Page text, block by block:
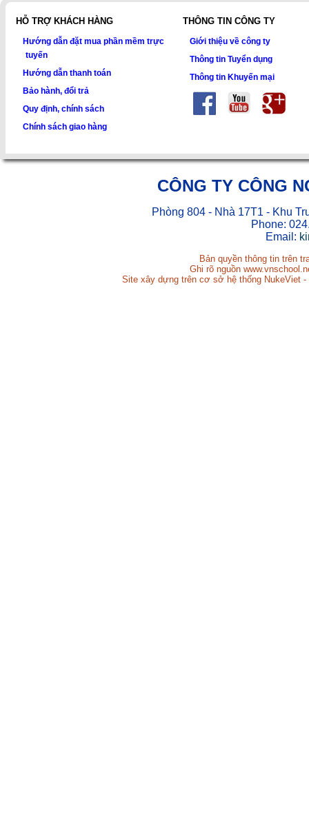
HỖ TRỢ KHÁCH HÀNG
Hướng dẫn đặt mua phần mềm trực
tuyến
Hướng dẫn thanh toán
Bảo hành, đổi trả
Quy định, chính sách
Chính sách giao hàng
THÔNG TIN CÔNG TY
Giới thiệu về công ty
Thông tin Tuyển dụng
Thông tin Khuyến mại
CÔNG TY CÔNG
Phòng 804 - Nhà 17T1 - Khu
Phone:
Email:
Bản quyền thông tin trên
Ghi rõ nguồn
Site xây dựng trên cơ sở hệ thống NukeViet